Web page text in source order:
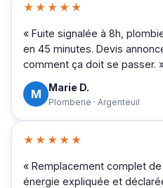
★★★★★
« Fuite signalée à 8h,
en 45 minutes. Devis
comment ça doit se passer.
M Marie D.
Plomberie · Argenteuil
★★★★★
« Remplacement complet
énergie expliquée et